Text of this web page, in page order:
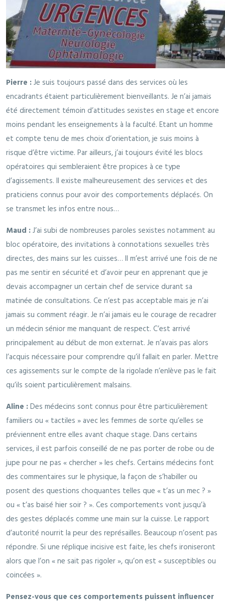
Pierre :Je suis toujours passé dans des services où les
encadrants étaient particulièrement bienveillants. Je n’ai jamais
été directement témoin d’attitudes sexistes en stage et encore
moins pendant les enseignements à la faculté. Etant un homme
et compte tenu de mes choix d’orientation, je suis moins à
risque d’être victime. Par ailleurs, j’ai toujours évité les blocs
opératoires qui sembleraient être propices à ce type
d’agissements. Il existe malheureusement des services et des
praticiens connus pour avoir des comportements déplacés. On
se transmet les infos entre nous…
Maud :J’ai subi de nombreuses paroles sexistes notamment au
bloc opératoire, des invitations à connotations sexuelles très
directes, des mains sur les cuisses… Il m’est arrivé une fois de ne
pas me sentir en sécurité et d’avoir peur en apprenant que je
devais accompagner un certain chef de service durant sa
matinée de consultations. Ce n’est pas acceptable mais je n’ai
jamais su comment réagir. Je n’ai jamais eu le courage de recadrer
un médecin sénior me manquant de respect. C’est arrivé
principalement au début de mon externat. Je n’avais pas alors
l’acquis nécessaire pour comprendre qu’il fallait en parler. Mettre
ces agissements sur le compte de la rigolade n’enlève pas le fait
qu’ils soient particulièrement malsains.
Aline :Des médecins sont connus pour être particulièrement
familiers ou « tactiles » avec les femmes de sorte qu’elles se
préviennent entre elles avant chaque stage. Dans certains
services, il est parfois conseillé de ne pas porter de robe ou de
jupe pour ne pas « chercher » les chefs. Certains médecins font
des commentaires sur le physique, la façon de s’habiller ou
posent des questions choquantes telles que « t’as un mec ? »
ou « t’as baisé hier soir ? ». Ces comportements vont jusqu’à
des gestes déplacés comme une main sur la cuisse. Le rapport
d’autorité nourrit la peur des représailles. Beaucoup n’osent pas
répondre. Si une réplique incisive est faite, les chefs ironiseront
alors que l’on « ne sait pas rigoler », qu’on est « susceptibles ou
coincées ».
Pensez-vous que ces comportements puissent influencer